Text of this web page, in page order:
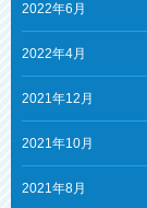
2022年6月
2022年4月
2021年12月
2021年10月
2021年8月